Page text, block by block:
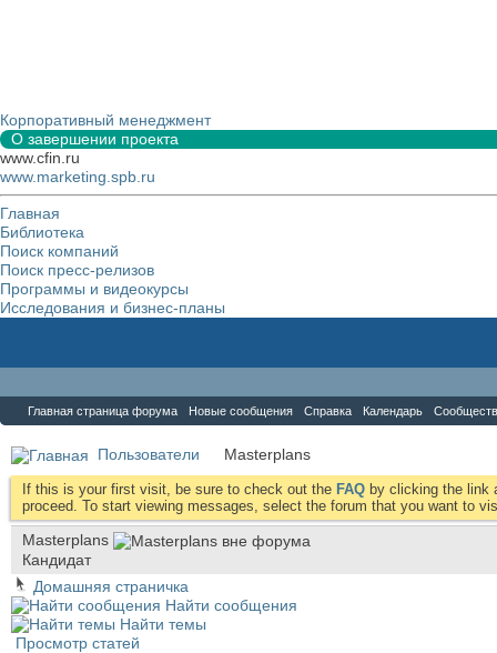
Корпоративный менеджмент
О завершении проекта
www.cfin.ru
www.marketing.spb.ru
Главная
Библиотека
Поиск компаний
Поиск пресс-релизов
Программы и видеокурсы
Исследования и бизнес-планы
Главная страница форума Новые сообщения Справка Календарь
Пользователи Masterplans
If this is your first visit, be sure to check out the FAQ by clicking the link
proceed. To start viewing messages, select the forum that you want to
Masterplans
Кандидат
Домашняя страничка
Найти сообщения
Найти темы
Просмотр статей